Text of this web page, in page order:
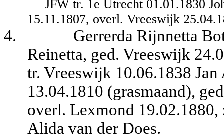
JFW tr. 1e Utrecht 01.01.1830
15.11.1807, overl. Vreeswijk
4.
Gerrerda Rijnnetta
Reinetta, ged. Vreeswijk
tr. Vreeswijk 10.06.1838
13.04.1810 (grasmaand),
overl. Lexmond 19.02.1880,
Alida van der Does.